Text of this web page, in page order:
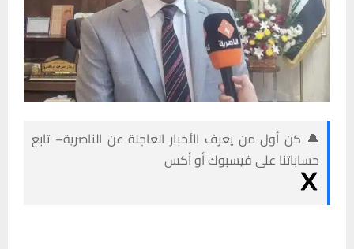
🔔 كن أول من يعرف الأخبار العاجلة عن الناصرية– تابع
حساباتنا على فيسبوك أو أكس